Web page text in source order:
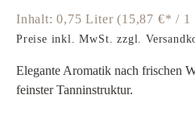
Inhalt:0,75 Liter(15,87 €* / 1
Preise inkl. MwSt. zzgl.
Elegante Aromatik nach frischen
feinster Tanninstruktur.